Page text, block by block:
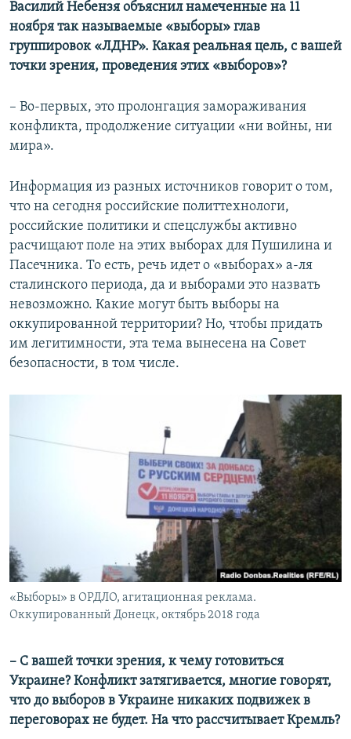
Василий Небензя объяснил намеченные на 11
ноября так называемые «выборы» глав
группировок «ЛДНР». Какая реальная цель, с вашей
точки зрения, проведения этих «выборов»?
– Во-первых, это пролонгация замораживания
конфликта, продолжение ситуации «ни войны, ни
мира».
Информация из разных источников говорит о том,
что на сегодня российские политтехнологи,
российские политики и спецслужбы активно
расчищают поле на этих выборах для Пушилина и
Пасечника. То есть, речь идет о «выборах» а-ля
сталинского периода, да и выборами это назвать
невозможно. Какие могут быть выборы на
оккупированной территории? Но, чтобы придать
им легитимности, эта тема вынесена на Совет
безопасности, в том числе.
«Выборы» в ОРДЛО, агитационная реклама.
Оккупированный Донецк, октябрь 2018 года
– С вашей точки зрения, к чему готовиться
Украине? Конфликт затягивается, многие говорят,
что до выборов в Украине никаких подвижек в
переговорах не будет. На что рассчитывает Кремль?